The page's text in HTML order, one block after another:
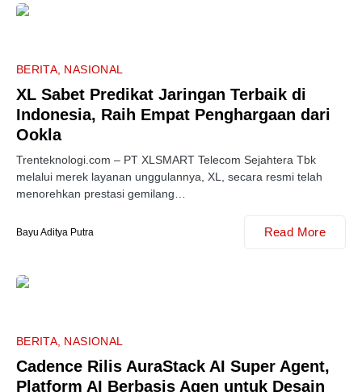
BERITA NASIONAL
XL Sabet Predikat Jaringan Terbaik di
Indonesia, Raih Empat Penghargaan dari
Ookla
Trenteknologi.com – PT XLSMART Telecom Sejahtera Tbk
melalui merek layanan unggulannya, XL, secara resmi telah
menorehkan prestasi gemilang…
Bayu Aditya Putra Read More
BERITA NASIONAL
Cadence Rilis AuraStack AI Super Agent,
Platform AI Berbasis Agen untuk Desain